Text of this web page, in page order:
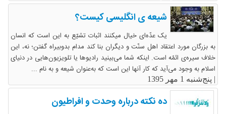
شیعه ی انگلیسی کیست؟
یک عدّه‌ای خیال میکنند اثبات تشیّع به این است که انسان
به بزرگان مورد اعتقاد اهل سنّت و دیگران بنا کند مدام بدوبیراه گفتن؛ نه، این
خلاف سیره‌ی ائمّه است. اینکه شما می‌بینید رادیوها یا تلویزیون‌هایی در دنیای
اسلام به وجود می‌آید که کار آنها این است که به‌عنوان شیعه و به نام ...
| پنج‌شنبه 1 مهر 1395
ده نکته درباره وحدت و افراطیون